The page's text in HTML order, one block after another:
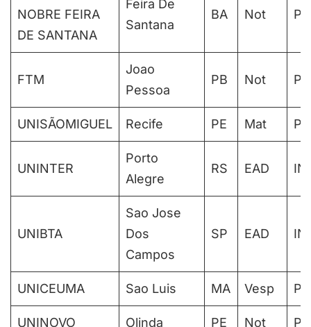
NOBRE FEIRA
DE SANTANA
Feira De
Santana
BA Not
FTM
Joao
Pessoa
PB Not
UNISÃOMIGUEL Recife PE Mat
UNINTER
Porto
Alegre
RS EAD
UNIBTA
Sao Jose
Dos
Campos
SP EAD
UNICEUMA Sao Luis MA Vesp
UNINOVO Olinda PE Not